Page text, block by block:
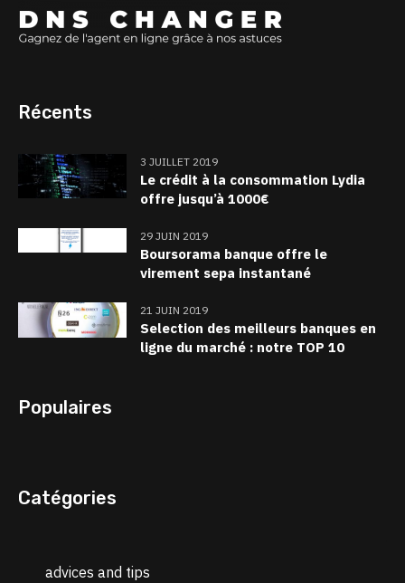
Récents
3 JUILLET 2019
Le crédit à la consommation Lydia
offre jusqu’à 1000€
29 JUIN 2019
Boursorama banque offre le
virement sepa instantané
21 JUIN 2019
Selection des meilleurs banques en
ligne du marché : notre TOP 10
Populaires
Catégories
advices and tips